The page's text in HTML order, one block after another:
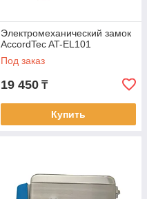
Электромеханический замок
AccordTec AT-EL101
Под заказ
19 450 ₸
Купить